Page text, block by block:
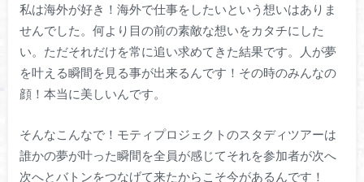
私は海外が好き！海外で仕事をしたいという想いはありま
せんでした。何より目の前の素敵な想いをカタチにした
い。ただそれだけを常に追い求めてきた結果です。人が夢
を叶える瞬間を見る事が出来るんです！その時のみんなの
顔！本当に美しいんです。
そんなこんなで！モティプロジェクトのスタディツアーは
誰かの夢が叶った瞬間を全員が感じてそれを参加者が次へ
次へとバトンをつなげて来たからこそ今があるんです！